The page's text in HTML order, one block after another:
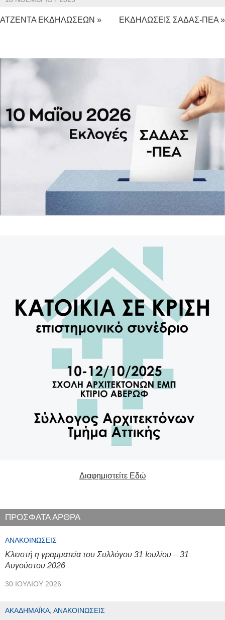
ΑΤΖΕΝΤΑ ΕΚΔΗΛΩΣΕΩΝ » ΕΚΔΗΛΩΣΕΙΣ ΣΑΔΑΣ-ΠΕΑ »
Διαφημιστείτε Εδώ
ΠΡΟΣΦΑΤΑ ΑΡΘΡΑ
ΑΝΑΚΟΙΝΏΣΕΙΣ
Κλειστή η γραμματεία του Συλλόγου 31 Ιουλίου – 31
Αυγούστου 2026
30 ΙΟΥΛΊΟΥ 2026
ΑΚΑΔΗΜΑΪΚΆ, ΑΝΑΚΟΙΝΏΣΕΙΣ